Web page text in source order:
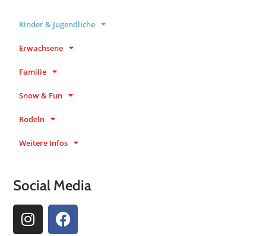
Kinder & Jugendliche
Erwachsene
Familie
Snow & Fun
Rodeln
Weitere Infos
Social Media